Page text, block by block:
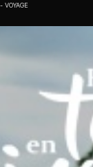
VOYAGE